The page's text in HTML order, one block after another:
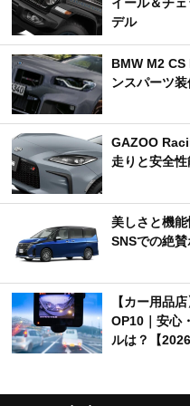
デル
BMW M2
ンスパーツ
GAZOO
走りと安全
美しさと機
SNSでの絶
【カー用品
OP10｜安心
ルは？【